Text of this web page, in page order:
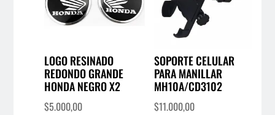
LOGO RESINADO
REDONDO GRANDE
HONDA NEGRO X2
$5.000,00
SOPORTE CELULAR
PARA MANILLAR
MH10A/CD3102
$11.000,00